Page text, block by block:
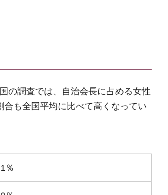
の調査では、自治会長に占める女性
も全国平均に比べて高くなってい
％